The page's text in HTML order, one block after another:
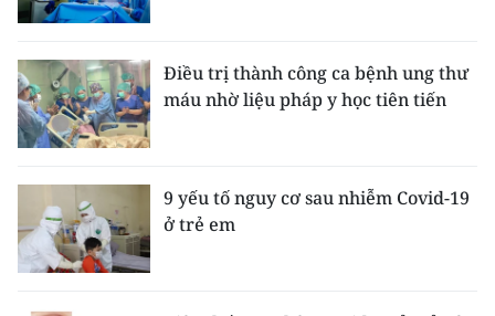
Điều trị thành công ca bệnh ung thư
máu nhờ liệu pháp y học tiên tiến
9 yếu tố nguy cơ sau nhiễm Covid-19
ở trẻ em